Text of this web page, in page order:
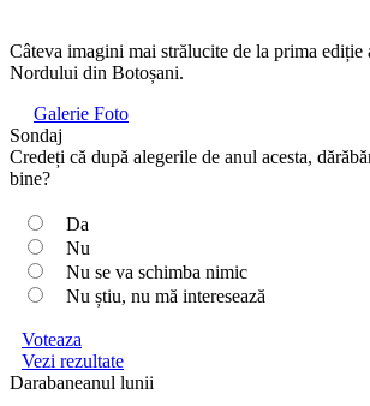
Câteva imagini mai strălucite de la prima ediție
Nordului din Botoșani.
Galerie Foto
Sondaj
Credeți că după alegerile de anul acesta,
bine?
Da
Nu
Nu se va schimba nimic
Nu știu, nu mă interesează
Voteaza
Vezi rezultate
Darabaneanul lunii